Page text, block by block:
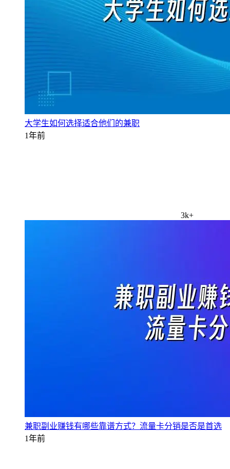
大学生如何选择适合他们的兼职
1年前
3k+
兼职副业赚钱有哪些靠谱方式？流量卡分销是否是首选
1年前